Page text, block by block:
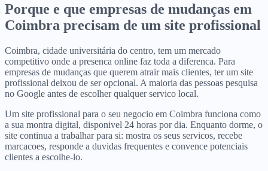
Porque e que empresas de mudanças em
Coimbra precisam de um site profissional
Coimbra, cidade universitária do centro, tem um mercado
competitivo onde a presenca online faz toda a diferenca. Para
empresas de mudanças que querem atrair mais clientes, ter um site
profissional deixou de ser opcional. A maioria das pessoas pesquisa
no Google antes de escolher qualquer servico local.
Um site profissional para o seu negocio em Coimbra funciona como
a sua montra digital, disponivel 24 horas por dia. Enquanto dorme, o
site continua a trabalhar para si: mostra os seus servicos, recebe
marcacoes, responde a duvidas frequentes e convence potenciais
clientes a escolhe-lo.